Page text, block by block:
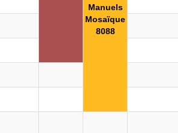
Manuels
Mosaïque
8088